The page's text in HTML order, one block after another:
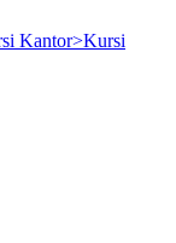
Kantor>Kursi